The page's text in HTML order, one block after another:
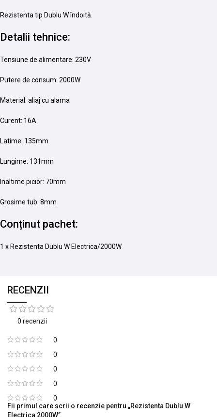
Rezistenta tip Dublu W îndoită.
Detalii tehnice:
Tensiune de alimentare: 230V
Putere de consum: 2000W
Material: aliaj cu alama
Curent: 16A
Latime: 135mm
Lungime: 131mm
Inaltime picior: 70mm
Grosime tub: 8mm
Conținut pachet:
1 x Rezistenta Dublu W Electrica/2000W
RECENZII
0 recenzii
0
0
0
0
0
Fii primul care scrii o recenzie pentru „Rezistenta Dublu W
Electrica 2000W”